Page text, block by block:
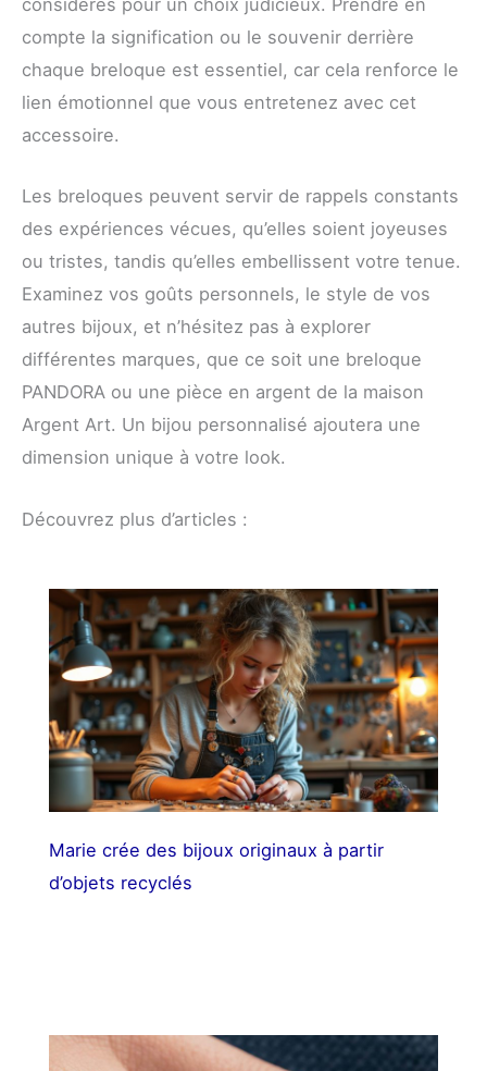
considérés pour un choix judicieux. Prendre en
compte la signification ou le souvenir derrière
chaque breloque est essentiel, car cela renforce le
lien émotionnel que vous entretenez avec cet
accessoire.
Les breloques peuvent servir de rappels constants
des expériences vécues, qu’elles soient joyeuses
ou tristes, tandis qu’elles embellissent votre tenue.
Examinez vos goûts personnels, le style de vos
autres bijoux, et n’hésitez pas à explorer
différentes marques, que ce soit une breloque
PANDORA ou une pièce en argent de la maison
Argent Art. Un bijou personnalisé ajoutera une
dimension unique à votre look.
Découvrez plus d’articles :
Marie crée des bijoux originaux à partir
d’objets recyclés